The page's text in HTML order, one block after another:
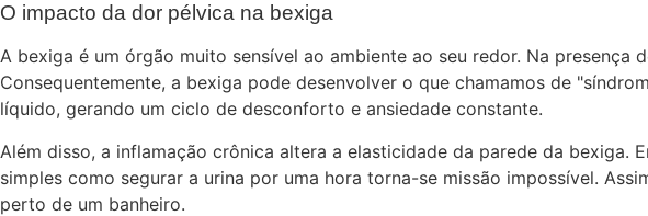
O impacto da dor pélvica na bexiga
A bexiga é um órgão muito sensível ao ambiente ao seu redor. Na
Consequentemente, a bexiga pode desenvolver o que chamamos de
líquido, gerando um ciclo de desconforto e ansiedade constante.
Além disso, a inflamação crônica altera a elasticidade da parede da bexiga.
simples como segurar a urina por uma hora torna-se missão impossível.
perto de um banheiro.